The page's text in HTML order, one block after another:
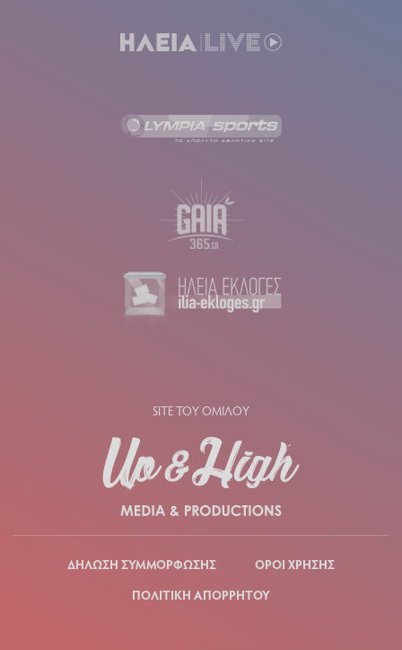
SITE ΤΟΥ ΟΜΙΛΟΥ
ΔΗΛΩΣΗ ΣΥΜΜΟΡΦΩΣΗΣ
ΟΡΟΙ ΧΡΗΣΗΣ
ΠΟΛΙΤΙΚΗ ΑΠΟΡΡΗΤΟΥ